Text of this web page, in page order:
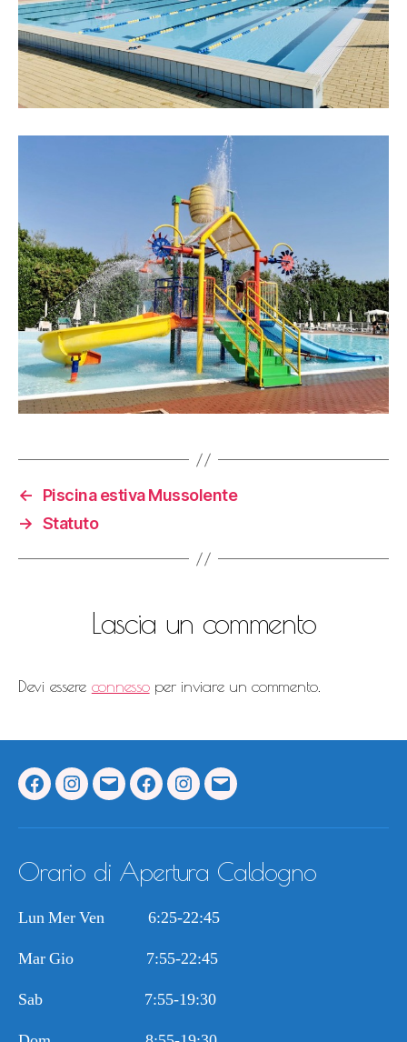
←
Piscina estiva Mussolente
→ Statuto
Lascia un commento
Devi essere connessoper inviare un commento.
FacebookInstagram
EmailFacebook
Instagram
Email
Orario di Apertura Caldogno
Lun Mer Ven 6:25-22:45
Mar Gio 7:55-22:45
Sab 7:55-19:30